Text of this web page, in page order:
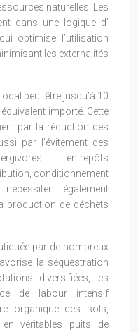
naturelles. Les
dans une logique d’
optimise l’utilisation
les externalités
peut être jusqu’à 10
importé. Cette
par la réduction des
par l’évitement des
: entrepôts
conditionnement
également
production de déchets
par de nombreux
la séquestration
diversifiées, les
de labour intensif
organique des sols,
véritables puits de